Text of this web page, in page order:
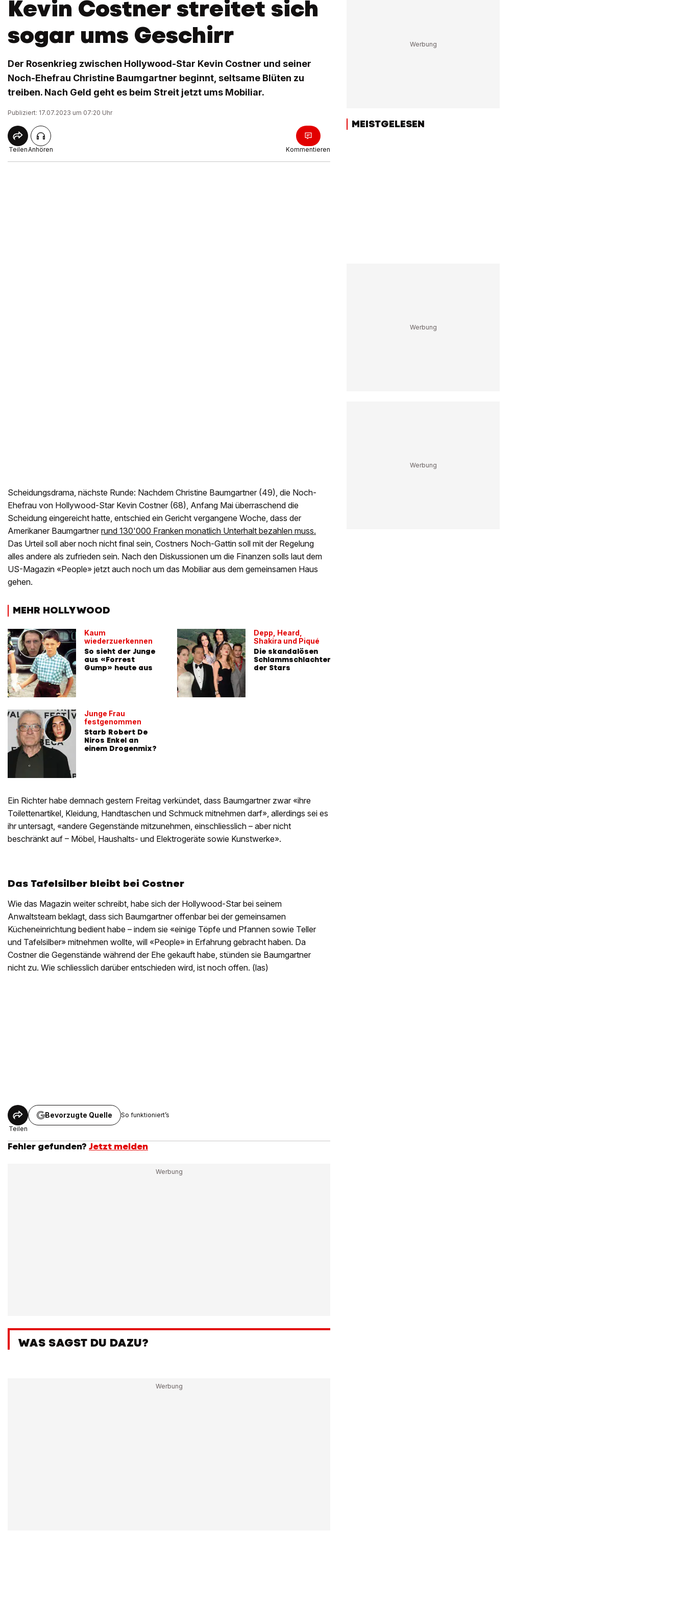
Kevin Costner streitet sich
sogar ums Geschirr
Der Rosenkrieg zwischen Hollywood-Star Kevin Costner und seiner
Noch-Ehefrau Christine Baumgartner beginnt, seltsame Blüten zu
treiben. Nach Geld geht es beim Streit jetzt ums Mobiliar.
Publiziert: 17.07.2023 um 07:20 Uhr
TeilenAnhören Kommentieren
Scheidungsdrama, nächste Runde: Nachdem Christine Baumgartner (49), die Noch-
Ehefrau von Hollywood-Star Kevin Costner (68), Anfang Mai überraschend die
Scheidung eingereicht hatte, entschied ein Gericht vergangene Woche, dass der
Amerikaner Baumgartner rund 130'000 Franken monatlich Unterhalt bezahlen muss.
Das Urteil soll aber noch nicht final sein, Costners Noch-Gattin soll mit der Regelung
alles andere als zufrieden sein. Nach den Diskussionen um die Finanzen solls laut dem
US-Magazin «People» jetzt auch noch um das Mobiliar aus dem gemeinsamen Haus
gehen.
MEHR HOLLYWOOD
Kaum
wiederzuerkennen
So sieht der Junge
aus «Forrest
Gump» heute aus
Junge Frau
festgenommen
Starb Robert De
Niros Enkel an
einem Drogenmix?
Depp, Heard,
Shakira und Piqué
Die skandalösen
Schlammschlachten
der Stars
Ein Richter habe demnach gestern Freitag verkündet, dass Baumgartner zwar «ihre
Toilettenartikel, Kleidung, Handtaschen und Schmuck mitnehmen darf», allerdings sei es
ihr untersagt, «andere Gegenstände mitzunehmen, einschliesslich – aber nicht
beschränkt auf – Möbel, Haushalts- und Elektrogeräte sowie Kunstwerke».
Das Tafelsilber bleibt bei Costner
Wie das Magazin weiter schreibt, habe sich der Hollywood-Star bei seinem
Anwaltsteam beklagt, dass sich Baumgartner offenbar bei der gemeinsamen
Kücheneinrichtung bedient habe – indem sie «einige Töpfe und Pfannen sowie Teller
und Tafelsilber» mitnehmen wollte, will «People» in Erfahrung gebracht haben. Da
Costner die Gegenstände während der Ehe gekauft habe, stünden sie Baumgartner
nicht zu. Wie schliesslich darüber entschieden wird, ist noch offen. (las)
Teilen
Bevorzugte Quelle So funktioniert’s
Fehler gefunden? Jetzt melden
WAS SAGST DU DAZU?
MEISTGELESEN